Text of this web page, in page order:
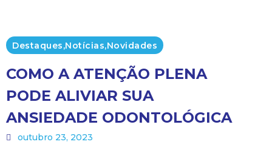
Destaques,Notícias,Novidades
COMO A ATENÇÃO PLENA
PODE ALIVIAR SUA
ANSIEDADE ODONTOLÓGICA
outubro 23, 2023